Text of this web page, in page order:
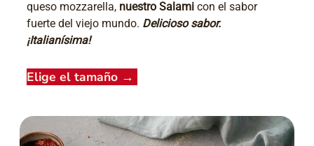
queso mozzarella, nuestro Salami con el sabor
fuerte del viejo mundo. Delicioso sabor.
¡Italianísima!
Elige el tamaño →